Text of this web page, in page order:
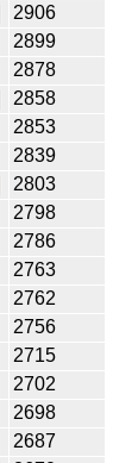
2906
2899
2878
2858
2853
2839
2803
2798
2786
2763
2762
2756
2715
2702
2698
2687